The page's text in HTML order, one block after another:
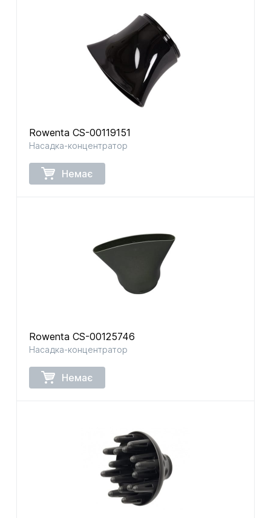
Rowenta CS-00119151
Насадка-концентратор
Немає
Rowenta CS-00125746
Насадка-концентратор
Немає